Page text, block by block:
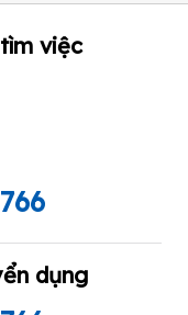
việc
dụng